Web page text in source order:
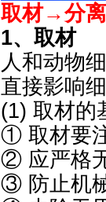
取材→分
1、取材
人和动物
直接影响
(1) 取材的
① 取材要
② 应严格
③ 防止机